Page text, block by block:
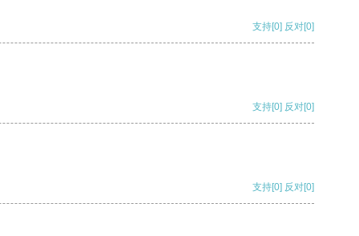
支持[0] 反对[0]
支持[0] 反对[0]
支持[0] 反对[0]